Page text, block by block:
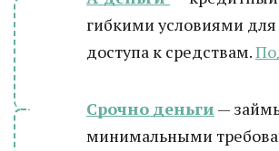
гибкими условиями для
доступа к средствам.
Срочно деньги —
минимальными